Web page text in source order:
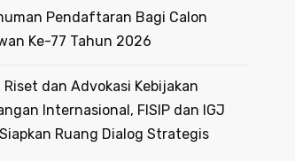
Pendaftaran Bagi Calon
Ke-77 Tahun 2026
Riset dan Advokasi Kebijakan
Internasional, FISIP dan IGJ
Ruang Dialog Strategis